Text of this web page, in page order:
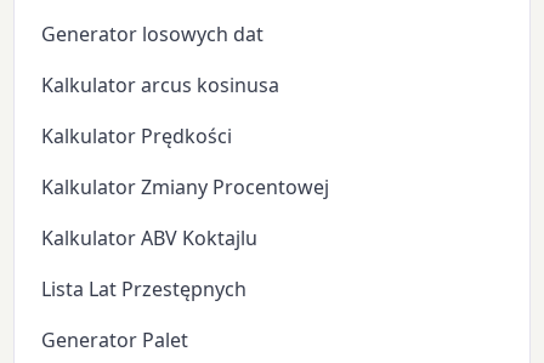
Generator losowych dat
Kalkulator arcus kosinusa
Kalkulator Prędkości
Kalkulator Zmiany Procentowej
Kalkulator ABV Koktajlu
Lista Lat Przestępnych
Generator Palet